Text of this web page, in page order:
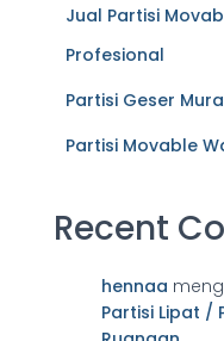
Jual Partisi
Profesional
Partisi Geser
Partisi Movable
Recent
hennaa
Partisi Lipat /